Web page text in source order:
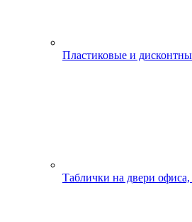
Пластиковые и
Таблички на двери офиса,